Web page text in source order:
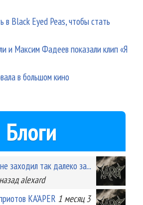
в Black Eyed Peas, чтобы стать
и Максим Фадеев показали клип «Я
в большом кино
Блоги
так далеко за...
alexard
KA'APER 1 месяц 3